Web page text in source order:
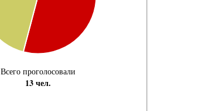
Всего проголосовали
13 чел.